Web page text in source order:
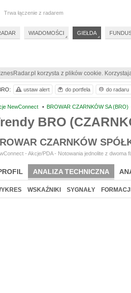
korzysta z plików cookie.
NewConnect • BROWAR CZARNKÓW SA (BRO)
BRO
CZARNKÓW
- Akcje/PDA - Notowania jednolite z dwoma
ANALIZA TECHNICZNA
WSKAŹNIKI SYGNAŁY
ustaw alert do portfela do radaru
18
Trwa łączenie z radarem
WIADOMOŚCI GIEŁDA